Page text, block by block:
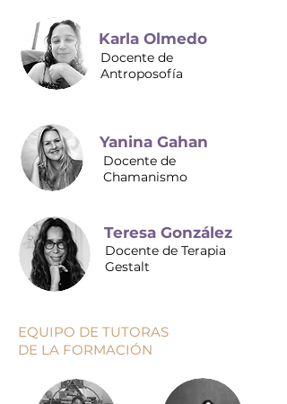
Karla Olmedo
Docente de
Antroposofía
Yanina Gahan
Docente de
Chamanismo
Teresa González
Docente de Terapia
Gestalt
EQUIPO DE TUTORAS
DE LA FORMACIÓN